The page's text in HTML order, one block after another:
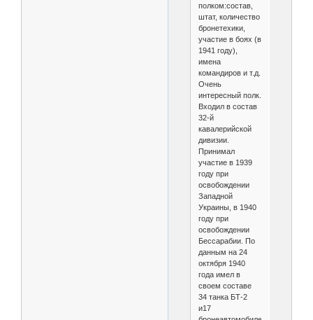
полком:состав,
штат, количество
бронетехики,
участие в боях (в
1941 году),
имена
командиров и т.д.
Очень
интересный полк.
Входил в состав
32-й
кавалерийской
дивизии.
Принимал
участие в 1939
году при
освобождении
Западной
Украины, в 1940
году при
освобождении
Бессарабии. По
данным на 24
октября 1940
года имел в
своем составе
34 танка БТ-2
и17